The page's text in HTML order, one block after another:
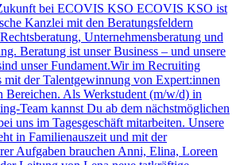
bei ECOVIS KSO ECOVIS KSO ist
Kanzlei mit den Beratungsfeldern
Unternehmensberatung und
Beratung ist unser Business – und unsere
unser Fundament.Wir im Recruiting
mit der Talentgewinnung von Expert:innen
Bereichen. Als Werkstudent (m/w/d) in
Team kannst Du ab dem nächstmöglichen
uns im Tagesgeschäft mitarbeiten. Unsere
in Familienauszeit und mit der
Aufgaben brauchen Anni, Elina, Loreen